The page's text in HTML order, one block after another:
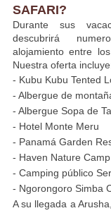
SAFARI?
Durante sus
descubrirá
alojamiento entre
Nuestra oferta
- Kubu Kubu Tented
- Albergue de
- Albergue Sopa de
- Hotel Monte Meru
- Panamá Garden
- Haven Nature
- Camping público
- Ngorongoro Simba
A su llegada a